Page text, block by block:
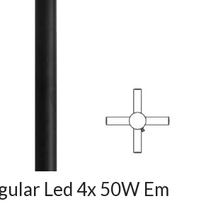
Led 4x 50W Em